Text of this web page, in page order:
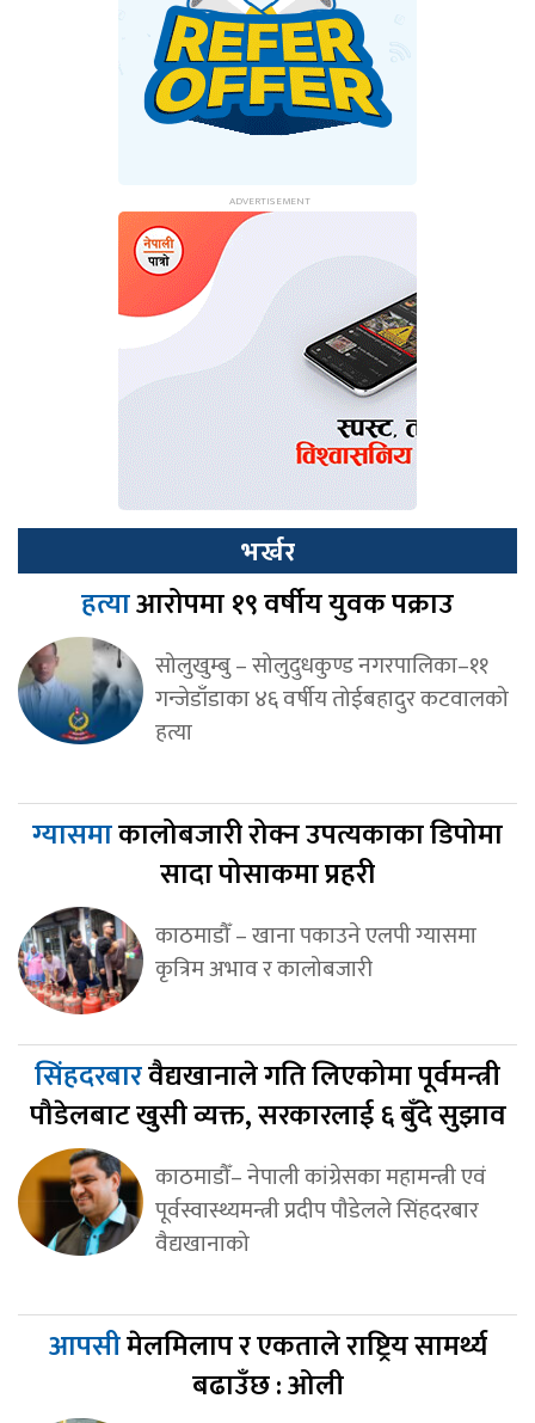
भर्खर
हत्याआरोपमा १९ वर्षीय युवक पक्राउ
सोलुखुम्बु – सोलुदुधकुण्ड नगरपालिका–११
गन्जेडाँडाका ४६ वर्षीय तोईबहादुर कटवालको
हत्या
ग्यासमाकालोबजारी रोक्न उपत्यकाका डिपोमा
सादा पोसाकमा प्रहरी
काठमाडौँ – खाना पकाउने एलपी ग्यासमा
कृत्रिम अभाव र कालोबजारी
सिंहदरबारवैद्यखानाले गति लिएकोमा पूर्वमन्त्री
पौडेलबाट खुसी व्यक्त, सरकारलाई ६ बुँदे सुझाव
काठमाडौँ– नेपाली कांग्रेसका महामन्त्री एवं
पूर्वस्वास्थ्यमन्त्री प्रदीप पौडेलले सिंहदरबार
वैद्यखानाको
आपसीमेलमिलाप र एकताले राष्ट्रिय सामर्थ्य
बढाउँछ : ओली